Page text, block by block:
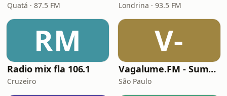
Quatá · 87.5 FM Londrina · 93.5 FM
RM
Radio mix fla 106.1
Cruzeiro
V-
Vagalume.FM - Summer
São Paulo